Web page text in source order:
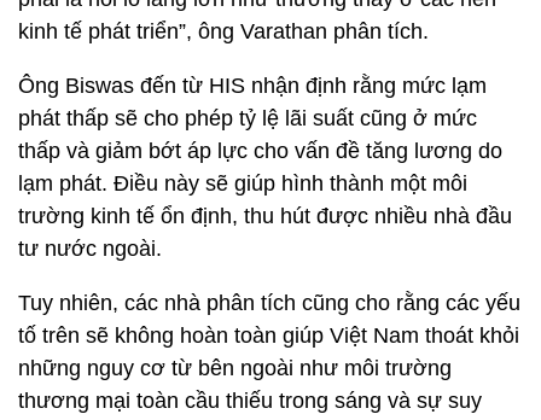
kinh tế phát triển”, ông Varathan phân tích.
Ông Biswas đến từ HIS nhận định rằng mức lạm
phát thấp sẽ cho phép tỷ lệ lãi suất cũng ở mức
thấp và giảm bớt áp lực cho vấn đề tăng lương do
lạm phát. Điều này sẽ giúp hình thành một môi
trường kinh tế ổn định, thu hút được nhiều nhà đầu
tư nước ngoài.
Tuy nhiên, các nhà phân tích cũng cho rằng các yếu
tố trên sẽ không hoàn toàn giúp Việt Nam thoát khỏi
những nguy cơ từ bên ngoài như môi trường
thương mại toàn cầu thiếu trong sáng và sự suy